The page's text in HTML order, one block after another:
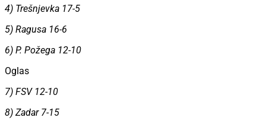
4) Trešnjevka 17-5
5) Ragusa 16-6
6) P. Požega 12-10
Oglas
7) FSV 12-10
8) Zadar 7-15